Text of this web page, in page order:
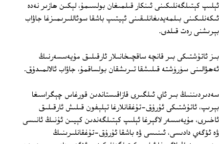
ئېلىپ كېتىلگەنلىكىنى ئىنكار قىلمىغان بولسىمۇ، لېكىن ھازىر نەدە
ئىكەنلىكىنى بىلمەيدىغانلىقىنى ئېيتىپ باشقا سوئاللىرىمىزغا جاۋاب
بېرىشنى رەت قىلدى.
بىز ئاتۇشتىكى بىر قانچە ساقچىخانىلار ئارقىلىق مۇيەسسەرنىڭ
ئەھۋالىنى سۈرۈشتە قىلىشقا تىرىشقان بولساقمۇ، جاۋاب ئالالمىدۇق.
سەدىردىننىڭ بىر ئاي ئىلگىرى قازاقىستاندىن قورغاس چېگراسىغا
بېرىپ، ئاتۇشتىكى ئۇرۇق-تۇغقانلارغا تېلېفون قىلىش ئارقىلىق
ئاخىرى، مۇيەسسەر لاگېرغا ئېلىپ كېتىلگەندىن كېيىن ئۇنىڭ ئانىسى
ۋە ئۆگەي دادىسى، ئىنىسى ۋە باشقا ئۇرۇق-تۇغقانلىرىنىڭ